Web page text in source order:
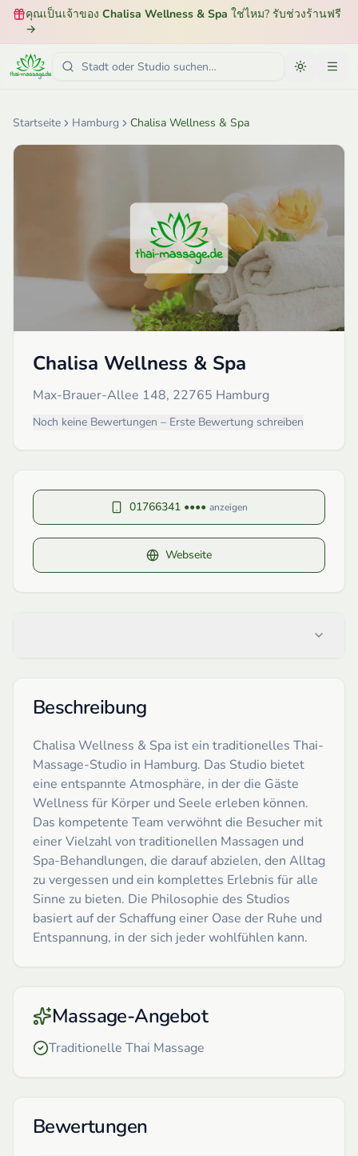
คุณเป็นเจ้าของ Chalisa Wellness & Spa ใช่ไหม? รับช่วงร้านฟรี
→
Startseite Hamburg Chalisa Wellness & Spa
Chalisa Wellness & Spa
Max-Brauer-Allee 148, 22765 Hamburg
Noch keine Bewertungen – Erste Bewertung schreiben
01766341 •••• anzeigen
Webseite
Beschreibung
Chalisa Wellness & Spa ist ein traditionelles Thai-
Massage-Studio in Hamburg. Das Studio bietet
eine entspannte Atmosphäre, in der die Gäste
Wellness für Körper und Seele erleben können.
Das kompetente Team verwöhnt die Besucher mit
einer Vielzahl von traditionellen Massagen und
Spa-Behandlungen, die darauf abzielen, den Alltag
zu vergessen und ein komplettes Erlebnis für alle
Sinne zu bieten. Die Philosophie des Studios
basiert auf der Schaffung einer Oase der Ruhe und
Entspannung, in der sich jeder wohlfühlen kann.
Massage-Angebot
Traditionelle Thai Massage
Bewertungen